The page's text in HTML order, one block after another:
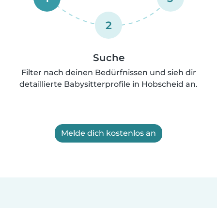
2
Suche
Filter nach deinen Bedürfnissen und sieh dir
detaillierte Babysitterprofile in Hobscheid an.
Melde dich kostenlos an